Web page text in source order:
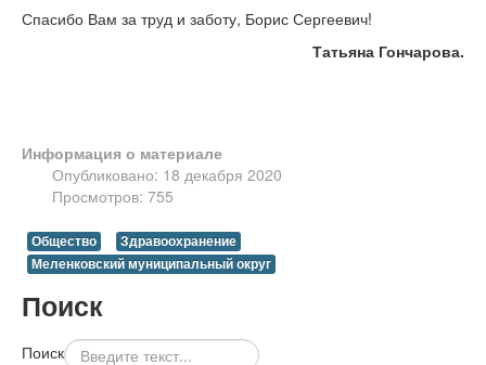
Спасибо Вам за труд и заботу, Борис Сергеевич!
Татьяна Гончарова.
Информация о материале
Опубликовано: 18 декабря 2020
Просмотров: 755
Общество
Здравоохранение
Меленковский муниципальный округ
Поиск
Поиск